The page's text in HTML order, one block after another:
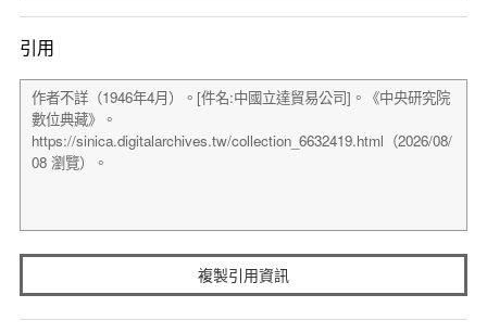
引用
複製引用資訊